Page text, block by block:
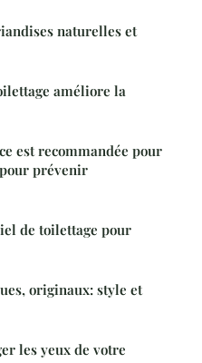
naturelles et
améliore la
est recommandée pour
prévenir
de toilettage pour
originaux: style et
les yeux de votre